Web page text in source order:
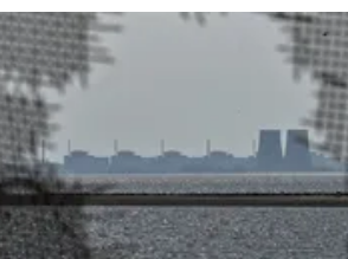
Polityka
Społeczeństwo
Wojna na Ukrainie